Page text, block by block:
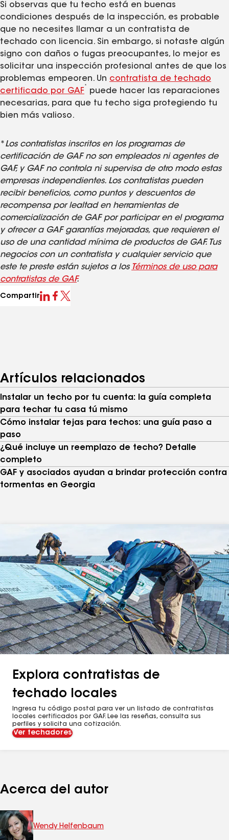
Si observas que tu techo está en buenas
condiciones después de la inspección, es probable
que no necesites llamar a un contratista de
techado con licencia. Sin embargo, si notaste algún
signo con daños o fugas preocupantes, lo mejor es
solicitar una inspección profesional antes de que los
problemas empeoren. Un contratista de techado
certificado por GAF
*
puede hacer las reparaciones
necesarias, para que tu techo siga protegiendo tu
bien más valioso.
*Los contratistas inscritos en los programas de
certificación de GAF no son empleados ni agentes de
GAF, y GAF no controla ni supervisa de otro modo estas
empresas independientes. Los contratistas pueden
recibir beneficios, como puntos y descuentos de
recompensa por lealtad en herramientas de
comercialización de GAF por participar en el programa
y ofrecer a GAF garantías mejoradas, que requieren el
uso de una cantidad mínima de productos de GAF. Tus
negocios con un contratista y cualquier servicio que
este te preste están sujetos a los Términos de uso para
contratistas de GAF.
Compartir
Artículos relacionados
Instalar un techo por tu cuenta: la guía completa
para techar tu casa tú mismo
Cómo instalar tejas para techos: una guía paso a
paso
¿Qué incluye un reemplazo de techo? Detalle
completo
GAF y asociados ayudan a brindar protección contra
tormentas en Georgia
Explora contratistas de
techado locales
Ingresa tu código postal para ver un listado de contratistas
locales certificados por GAF. Lee las reseñas, consulta sus
perfiles y solicita una cotización.
Ver techadores
Acerca del autor
Wendy Helfenbaum